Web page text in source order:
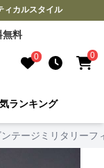
ィカルスタイル
無料
0 0
ランキング
ンテージミリタリーフ